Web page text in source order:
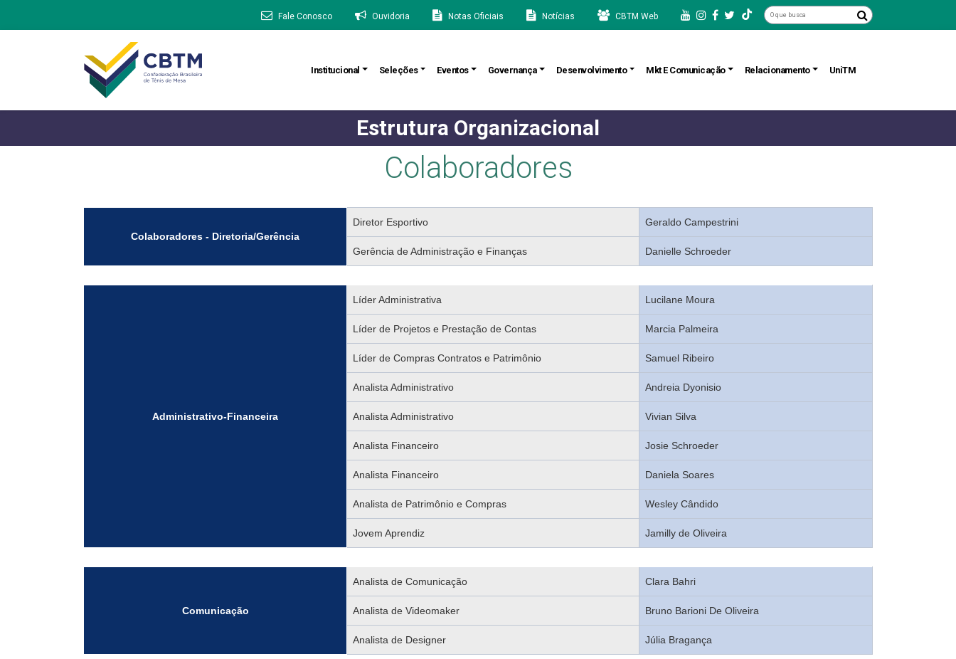
Fale Conosco Ouvidoria Notas Oficiais Notícias CBTM Web
Institucional Seleções Eventos Governança Desenvolvimento Mkt E Comunicação Relacionamento UniTM
Estrutura Organizacional
Colaboradores
Colaboradores - Diretoria/Gerência
Diretor Esportivo Geraldo Campestrini
Gerência de Administração e Finanças Danielle Schroeder
Administrativo-Financeira
Líder Administrativa Lucilane Moura
Líder de Projetos e Prestação de Contas Marcia Palmeira
Líder de Compras Contratos e Patrimônio Samuel Ribeiro
Analista Administrativo Andreia Dyonisio
Analista Administrativo Vivian Silva
Analista Financeiro Josie Schroeder
Analista Financeiro Daniela Soares
Analista de Patrimônio e Compras Wesley Cândido
Jovem Aprendiz Jamilly de Oliveira
Comunicação
Analista de Comunicação Clara Bahri
Analista de Videomaker Bruno Barioni De Oliveira
Analista de Designer Júlia Bragança